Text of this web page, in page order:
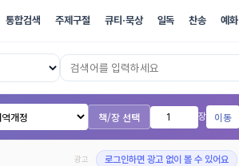
통합검색 주제구절 큐티·묵상 일독 찬송 예화
역본 온라인 성경
책/장 선택 장 이동
광고 로그인하면 광고 없이 볼 수 있어요